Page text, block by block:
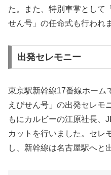
た。また、特別車掌として
せん号」の任命式も行われ
出発セレモニー
東京駅新幹線17番線ホーム
えびせん号」の出発セレモ
もにカルビーの江原社長、
カットを行いました。セレ
し、新幹線は名古屋駅へと